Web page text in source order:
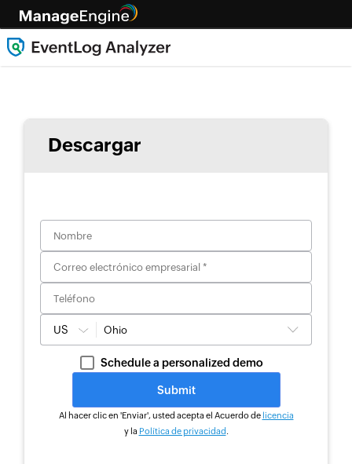
Descargar
US
Schedule a personalized demo
Al hacer clic en 'Enviar', usted acepta el Acuerdo de licencia
y la Política de privacidad